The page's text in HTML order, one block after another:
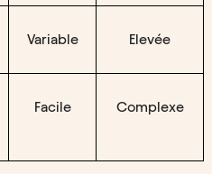
Variable Elevée
Facile Complexe